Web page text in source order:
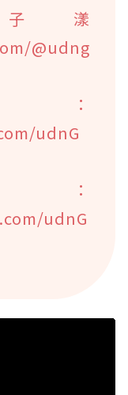
漾
@udng
udnG
udnG